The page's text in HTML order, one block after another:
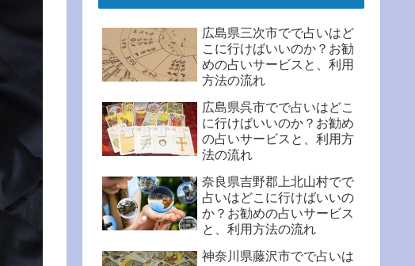
広島県三次市でで占いはど
こに行けばいいのか？お勧
めの占いサービスと、利用
方法の流れ
広島県呉市でで占いはどこ
に行けばいいのか？お勧め
の占いサービスと、利用方
法の流れ
奈良県吉野郡上北山村でで
占いはどこに行けばいいの
か？お勧めの占いサービス
と、利用方法の流れ
神奈川県藤沢市でで占いは